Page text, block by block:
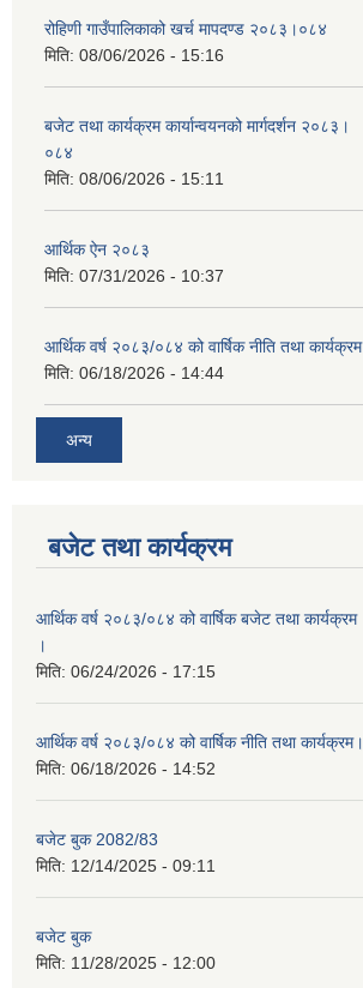
रोहिणी गाउँपालिकाको खर्च मापदण्ड २०८३।०८४
मिति: 08/06/2026 - 15:16
बजेट तथा कार्यक्रम कार्यान्वयनको मार्गदर्शन २०८३।
०८४
मिति: 08/06/2026 - 15:11
आर्थिक ऐन २०८३
मिति: 07/31/2026 - 10:37
आर्थिक वर्ष २०८३/०८४ को वार्षिक नीति तथा कार्यक्रम
मिति: 06/18/2026 - 14:44
अन्य
बजेट तथा कार्यक्रम
आर्थिक वर्ष २०८३/०८४ को वार्षिक बजेट तथा कार्यक्रम
।
मिति: 06/24/2026 - 17:15
आर्थिक वर्ष २०८३/०८४ को वार्षिक नीति तथा कार्यक्रम।
मिति: 06/18/2026 - 14:52
बजेट बुक 2082/83
मिति: 12/14/2025 - 09:11
बजेट बुक
मिति: 11/28/2025 - 12:00